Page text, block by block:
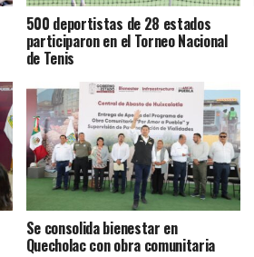
500 deportistas de 28 estados
participaron en el Torneo Nacional
de Tenis
Se consolida bienestar en
Quecholac con obra comunitaria